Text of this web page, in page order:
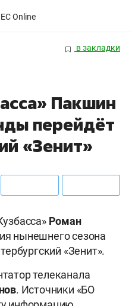
в закладки
Пакшин
перейдёт
«Зенит»
Роман
нынешнего сезона
«Зенит».
телеканала
. Источники «БО